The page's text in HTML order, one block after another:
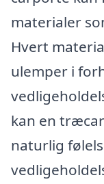
materialer
Hvert
ulemper i
kan en
naturlig